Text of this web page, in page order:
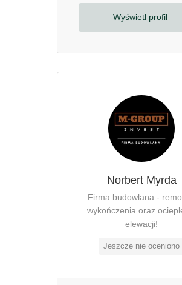
Wyświetl profil
Norbert Myrda
Firma budowlana -
wykończenia oraz
elewacji!
Jeszcze nie oceniono